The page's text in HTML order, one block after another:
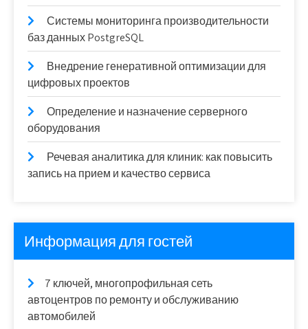
Системы мониторинга производительности
баз данных PostgreSQL
Внедрение генеративной оптимизации для
цифровых проектов
Определение и назначение серверного
оборудования
Речевая аналитика для клиник: как повысить
запись на прием и качество сервиса
Информация для гостей
7 ключей, многопрофильная сеть
автоцентров по ремонту и обслуживанию
автомобилей